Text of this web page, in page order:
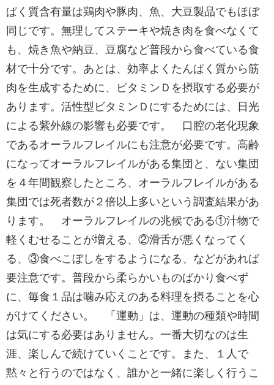
ぱく質含有量は鶏肉や豚肉、魚、大豆製品でもほぼ
同じです。無理してステーキや焼き肉を食べなくて
も、焼き魚や納豆、豆腐など普段から食べている食
材で十分です。あとは、効率よくたんぱく質から筋
肉を生成するために、ビタミンＤを摂取する必要が
あります。活性型ビタミンＤにするためには、日光
による紫外線の影響も必要です。 口腔の老化現象
であるオーラルフレイルにも注意が必要です。高齢
になってオーラルフレイルがある集団と、ない集団
を４年間観察したところ、オーラルフレイルがある
集団では死者数が２倍以上多いという調査結果があ
ります。 オーラルフレイルの兆候である①汁物で
軽くむせることが増える、②滑舌が悪くなってく
る、③食べこぼしをするようになる、などがあれば
要注意です。普段から柔らかいものばかり食べず
に、毎食１品は噛み応えのある料理を摂ることを心
がけてください。 「運動」は、運動の種類や時間
は気にする必要はありません。一番大切なのは生
涯、楽しんで続けていくことです。また、１人で
黙々と行うのではなく、誰かと一緒に楽しく行うこ